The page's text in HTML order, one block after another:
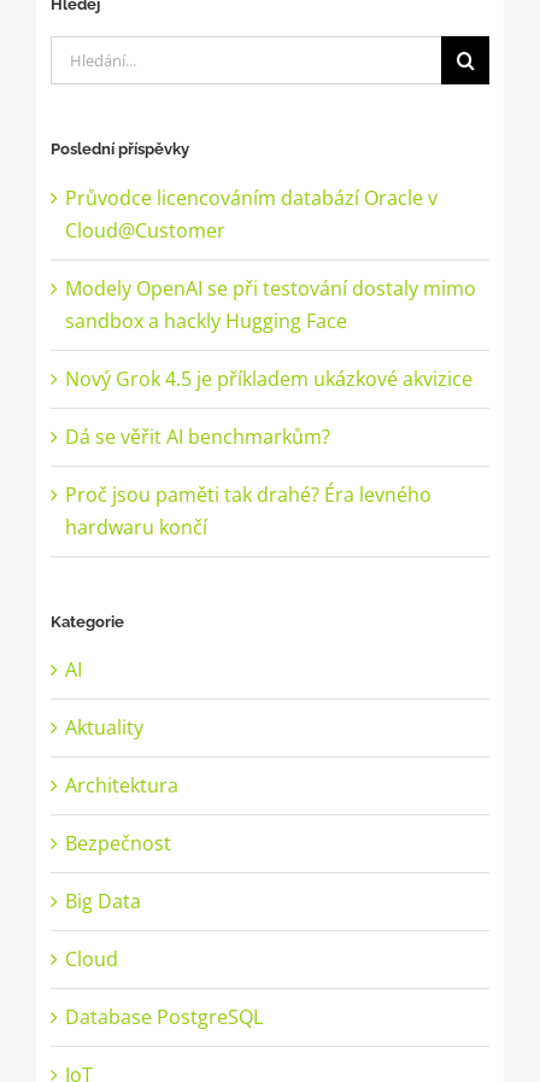
Hledej
Hledat:
Poslední příspěvky
Průvodce licencováním databází Oracle v
Cloud@Customer
Modely OpenAI se při testování dostaly mimo
sandbox a hackly Hugging Face
Nový Grok 4.5 je příkladem ukázkové akvizice
Dá se věřit AI benchmarkům?
Proč jsou paměti tak drahé? Éra levného
hardwaru končí
Kategorie
AI
Aktuality
Architektura
Bezpečnost
Big Data
Cloud
Database PostgreSQL
IoT